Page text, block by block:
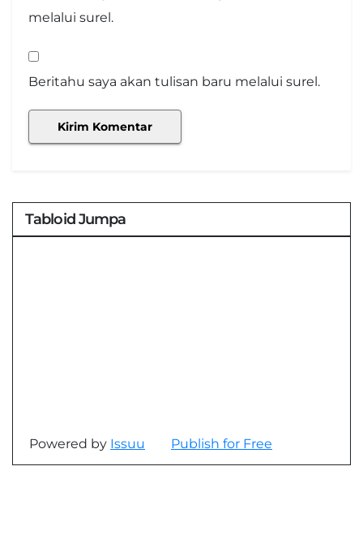
melalui surel.
Beritahu saya akan tulisan baru melalui surel.
Tabloid Jumpa
Powered by Issuu Publish for Free